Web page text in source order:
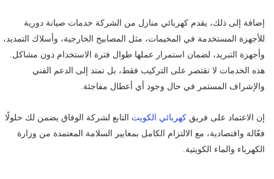
إضافة إلى ذلك، يقدم كهربائي منازل من الشركة خدمات صيانة دورية
للأجهزة المستخدمة في المخيمات، مثل المصابيح الخارجية، وأسلاك التمديد،
وأجهزة التبريد، لضمان استمرار عملها طوال فترة الاستخدام دون مشاكل.
هذه الخدمات لا تقتصر على التركيب فقط، بل تمتد إلى الدعم الفني
والإشراف المستمر في حال وجود أي أعطال مفاجئة.
إن الاعتماد على فريق كهربائي الكويت التابع لشركة الوفاق يضمن لك حلولًا
فعّالة واقتصادية، مع الالتزام الكامل بمعايير السلامة المعتمدة من وزارة
الكهرباء والماء الكويتية.